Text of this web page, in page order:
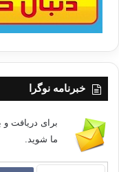
خبرنامه نوگرا
برای دریافت
ما شوید.